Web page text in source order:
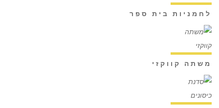
לחמניות בית ספר
משתה קווקזי